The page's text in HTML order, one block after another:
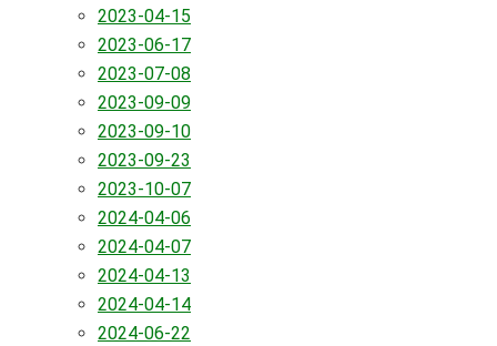
2023-04-15
2023-06-17
2023-07-08
2023-09-09
2023-09-10
2023-09-23
2023-10-07
2024-04-06
2024-04-07
2024-04-13
2024-04-14
2024-06-22